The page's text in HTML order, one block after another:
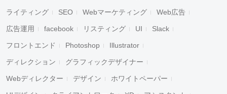
ライティング SEO Webマーケティング Web広告
広告運用 facebook リスティング UI Slack
フロントエンド Photoshop Illustrator
ディレクション グラフィックデザイナー
Webディレクター デザイン ホワイトペーパー